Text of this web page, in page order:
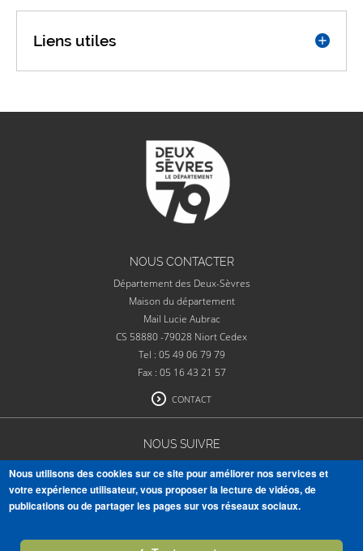
Liens utiles
NOUS CONTACTER
Département des Deux-Sèvres
Maison du département
Mail Lucie Aubrac
CS 58880 -79028 Niort Cedex
Tel : 05 49 06 79 79
Fax : 05 16 43 21 57
CONTACT
NOUS SUIVRE
VOIR TOUTES NOS PUBLICATIONS
Nous utilisons des cookies sur ce site pour améliorer nos services et
votre expérience utilisateur, vous proposer la lecture de vidéos, de
publications ou de partager les pages sur vos réseaux sociaux.